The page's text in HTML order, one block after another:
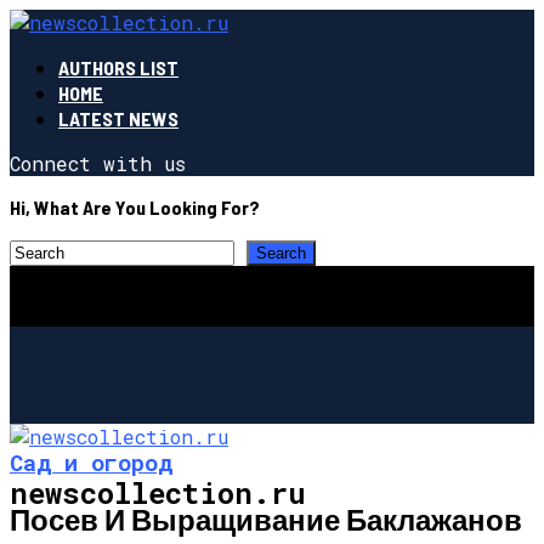
AUTHORS LIST
HOME
LATEST NEWS
Connect with us
Hi, What Are You Looking For?
newscollection.ru
Сад и огород
Посев И Выращивание Баклажанов